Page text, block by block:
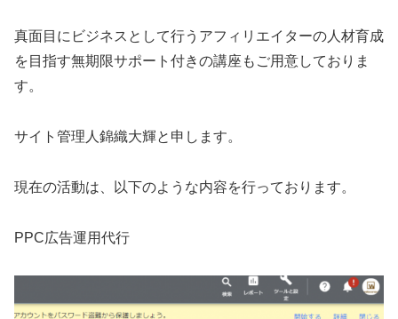
真面目にビジネスとして行うアフィリエイターの人材育成
を目指す無期限サポート付きの講座もご用意しておりま
す。
サイト管理人錦織大輝と申します。
現在の活動は、以下のような内容を行っております。
PPC広告運用代行